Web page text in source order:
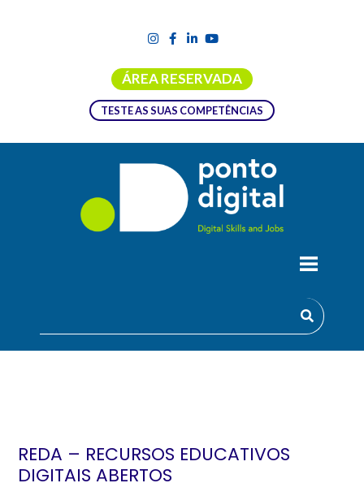
ÁREA RESERVADA
TESTE AS SUAS COMPETÊNCIAS
REDA – RECURSOS EDUCATIVOS
DIGITAIS ABERTOS